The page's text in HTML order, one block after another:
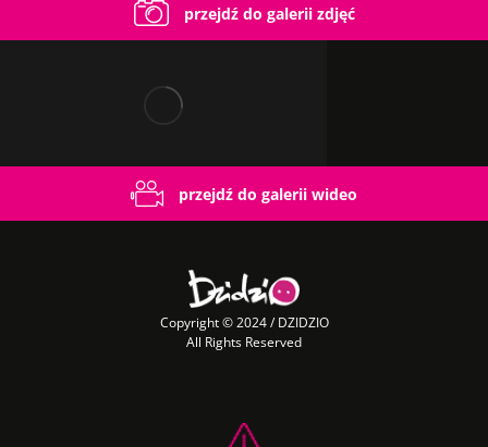
przejdź do galerii zdjęć
przejdź do galerii wideo
Copyright © 2024 / DZIDZIO
All Rights Reserved